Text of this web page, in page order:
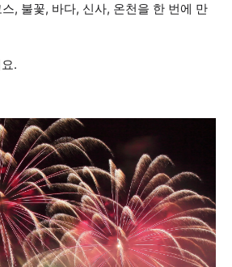
, 불꽃, 바다, 신사, 온천을 한 번에 만
.